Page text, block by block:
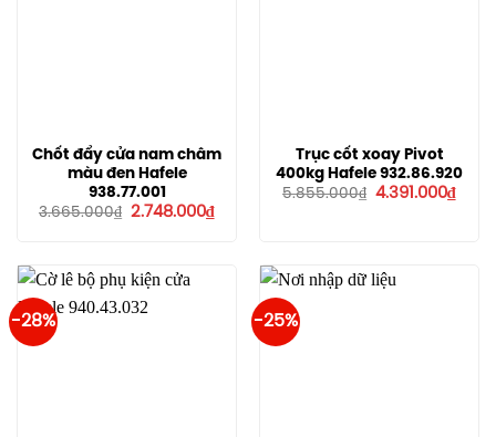
Chốt đẩy cửa nam châm
màu đen Hafele
938.77.001
3.665.000₫
Giá
2.748.000₫Giá
2.748.000₫.
Trục cốt xoay Pivot
400kg Hafele 932.86.920
5.855.000₫ Giá
4.391.000₫Giá
-28% -25%